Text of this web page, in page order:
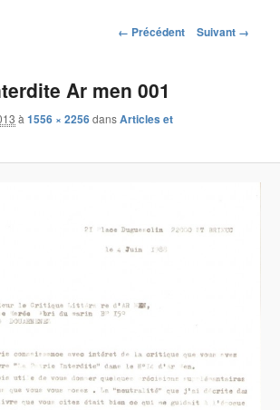
Navigation
← Précédent Suivant →
Ar men 001
à1556 × 2256dansArticles et